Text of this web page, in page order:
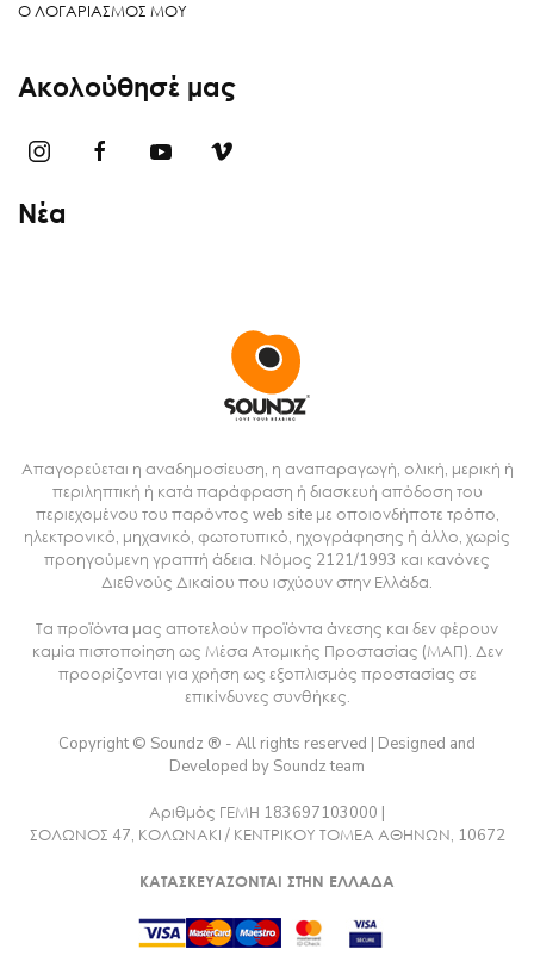
Ο ΛΟΓΑΡΙΑΣΜΟΣ ΜΟΥ
Ακολούθησέ μας
Νέα
Απαγορεύεται η αναδημοσίευση, η αναπαραγωγή, ολική, μερική ή
περιληπτική ή κατά παράφραση ή διασκευή απόδοση του
περιεχομένου του παρόντος web site με οποιονδήποτε τρόπο,
ηλεκτρονικό, μηχανικό, φωτοτυπικό, ηχογράφησης ή άλλο, χωρίς
προηγούμενη γραπτή άδεια. Νόμος 2121/1993 και κανόνες
Διεθνούς Δικαίου που ισχύουν στην Ελλάδα.
Τα προϊόντα μας αποτελούν προϊόντα άνεσης και δεν φέρουν
καμία πιστοποίηση ως Μέσα Ατομικής Προστασίας (ΜΑΠ). Δεν
προορίζονται για χρήση ως εξοπλισμός προστασίας σε
επικίνδυνες συνθήκες.
Copyright © Soundz ® - All rights reserved | Designed and
Developed by Soundz team
Αριθμός ΓΕΜΗ 183697103000 |
ΣΟΛΩΝΟΣ 47, ΚΟΛΩΝΑΚΙ / ΚΕΝΤΡΙΚΟΥ ΤΟΜΕΑ ΑΘΗΝΩΝ, 10672
ΚΑΤΑΣΚΕΥΑΖΟΝΤΑΙ ΣΤΗΝ ΕΛΛΑΔΑ